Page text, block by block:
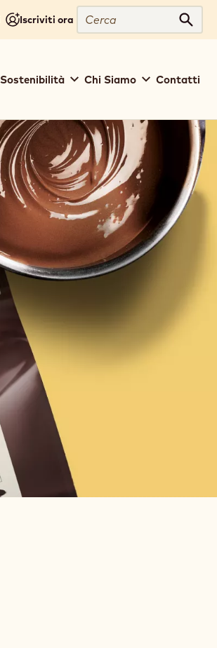
Iscriviti ora
Cerca
Sostenibilità Chi Siamo Contatti